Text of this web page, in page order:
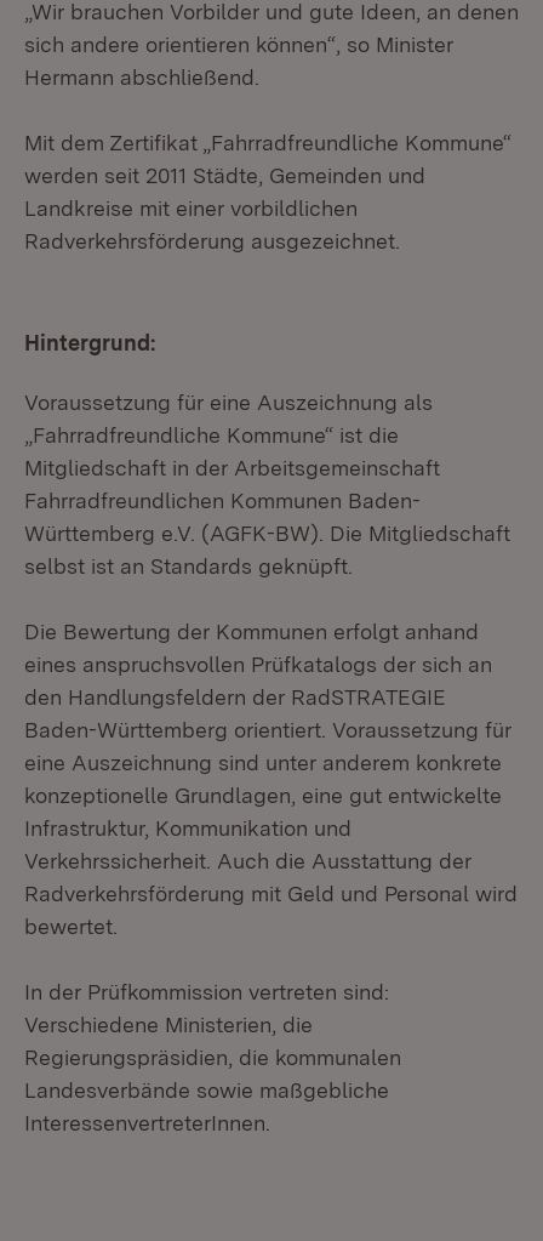
„Wir brauchen Vorbilder und gute Ideen, an denen
sich andere orientieren können“, so Minister
Hermann abschließend.
Mit dem Zertifikat „Fahrradfreundliche Kommune“
werden seit 2011 Städte, Gemeinden und
Landkreise mit einer vorbildlichen
Radverkehrsförderung ausgezeichnet.
Hintergrund:
Voraussetzung für eine Auszeichnung als
„Fahrradfreundliche Kommune“ ist die
Mitgliedschaft in der Arbeitsgemeinschaft
Fahrradfreundlichen Kommunen Baden-
Württemberg e.V. (AGFK-BW). Die Mitgliedschaft
selbst ist an Standards geknüpft.
Die Bewertung der Kommunen erfolgt anhand
eines anspruchsvollen Prüfkatalogs der sich an
den Handlungsfeldern der RadSTRATEGIE
Baden-Württemberg orientiert. Voraussetzung für
eine Auszeichnung sind unter anderem konkrete
konzeptionelle Grundlagen, eine gut entwickelte
Infrastruktur, Kommunikation und
Verkehrssicherheit. Auch die Ausstattung der
Radverkehrsförderung mit Geld und Personal wird
bewertet.
In der Prüfkommission vertreten sind:
Verschiedene Ministerien, die
Regierungspräsidien, die kommunalen
Landesverbände sowie maßgebliche
InteressenvertreterInnen.